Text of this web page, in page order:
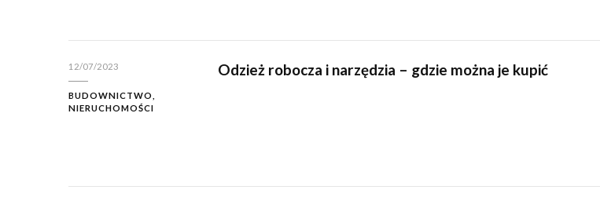
12/07/2023
BUDOWNICTWO,
NIERUCHOMOŚCI
Odzież robocza i narzędzia – gdzie można je kupić